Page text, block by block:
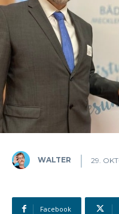
WALTER 29.
Facebook